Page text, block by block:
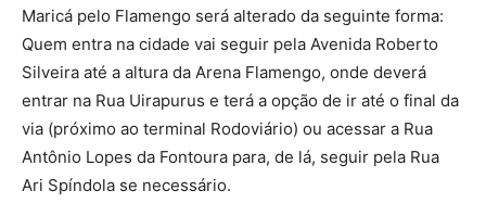
Maricá pelo Flamengo será alterado da seguinte forma:
Quem entra na cidade vai seguir pela Avenida Roberto
Silveira até a altura da Arena Flamengo, onde deverá
entrar na Rua Uirapurus e terá a opção de ir até o final da
via (próximo ao terminal Rodoviário) ou acessar a Rua
Antônio Lopes da Fontoura para, de lá, seguir pela Rua
Ari Spíndola se necessário.